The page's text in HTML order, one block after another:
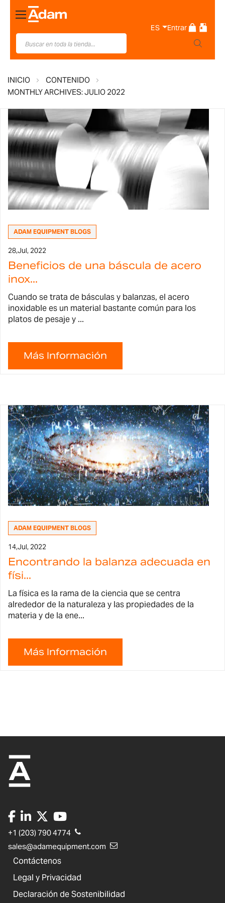
Toggle
Nav
ES Entrar
INICIO
CONTENIDO
MONTHLY ARCHIVES: JULIO 2022
ADAM EQUIPMENT BLOGS
28,Jul, 2022
Beneficios de una báscula de acero
inox...
Cuando se trata de básculas y balanzas, el acero
inoxidable es un material bastante común para los
platos de pesaje y ...
ADAM EQUIPMENT BLOGS
14,Jul, 2022
Encontrando la balanza adecuada en
físi...
La física es la rama de la ciencia que se centra
alrededor de la naturaleza y las propiedades de la
materia y de la ene...
+1 (203) 790 4774
sales@adamequipment.com
Contáctenos
Legal y Privacidad
Declaración de Sostenibilidad